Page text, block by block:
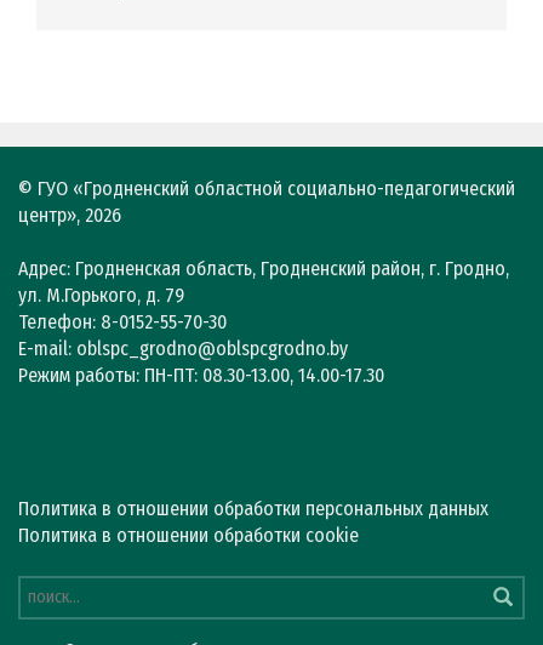
© ГУО «Гродненский областной социально-педагогический
центр», 2026
Адрес: Гродненская область, Гродненский район, г. Гродно,
ул. М.Горького, д. 79
Телефон: 8-0152-55-70-30
E-mail: oblspc_grodno@oblspcgrodno.by
Режим работы: ПН-ПТ: 08.30-13.00, 14.00-17.30
Политика в отношении обработки персональных данных
Политика в отношении обработки cookie